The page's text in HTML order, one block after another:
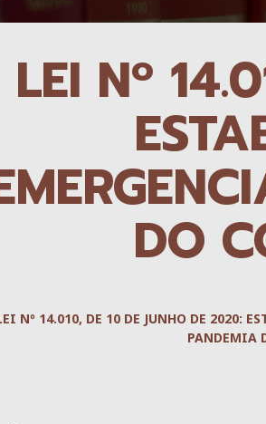
LEI Nº
DO
Nº 14.010, DE 10 DE JUNHO DE 2020:
PANDEMIA